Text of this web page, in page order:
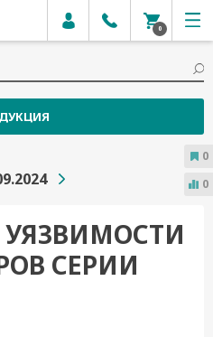
0
УЯЗВИМОСТИ
СЕРИИ
0
0